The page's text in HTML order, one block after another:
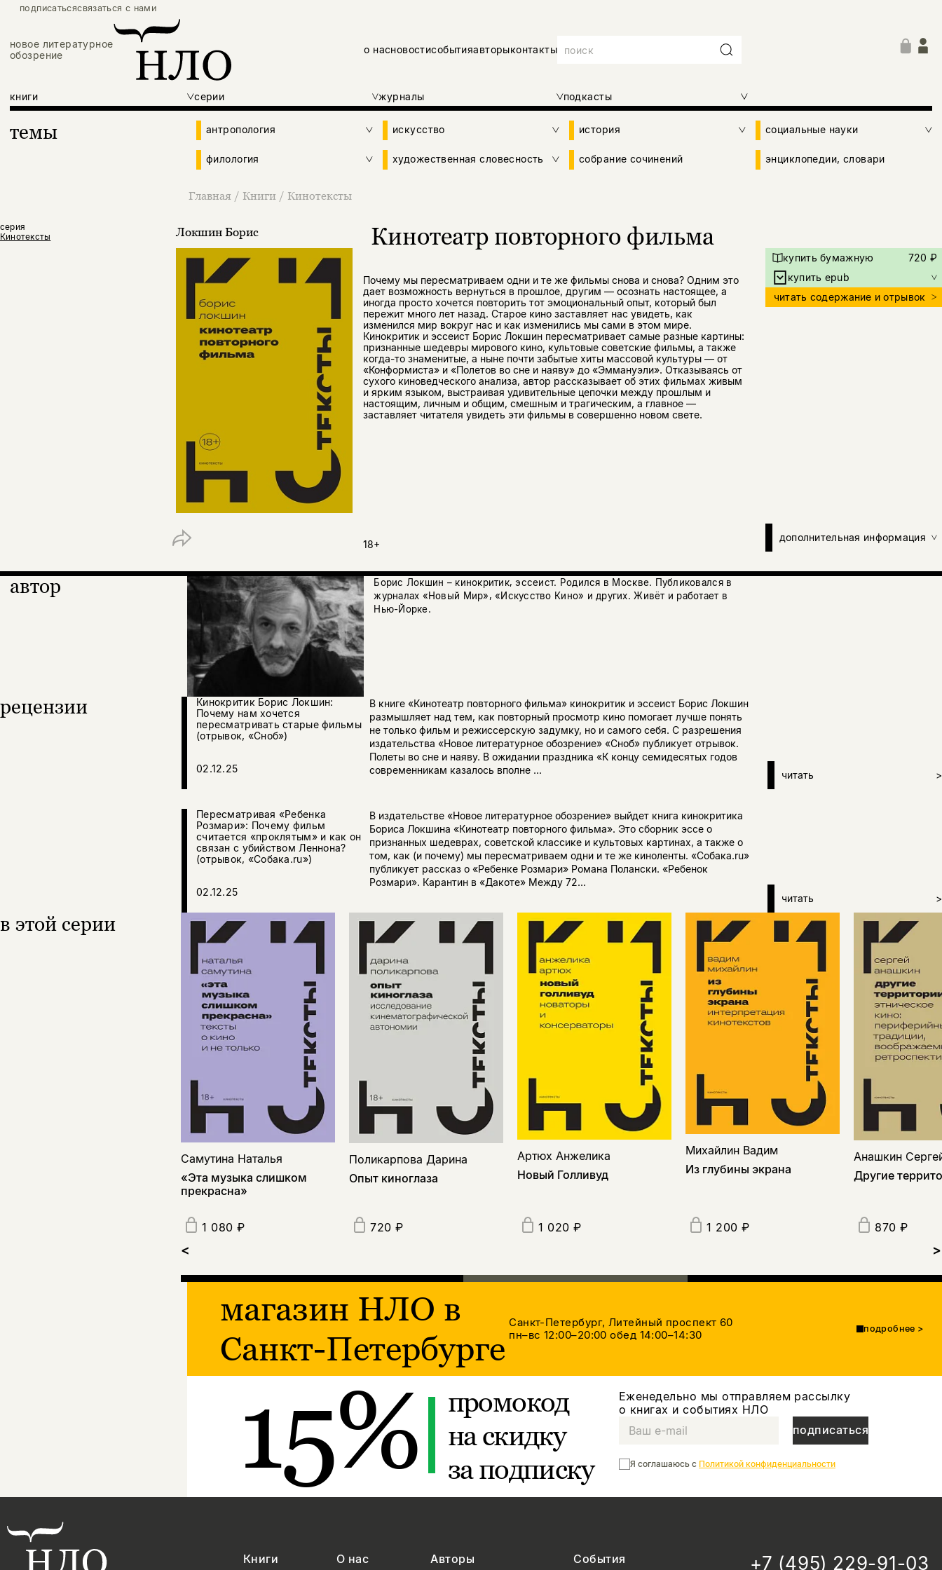
подписатьсясвязаться с нами
новое литературное
обозрение
о насновостисобытияавторыконтакты
книги серии журналы подкасты
темы антропология искусство история социальные науки
филология художественная словесность собрание сочинений энциклопедии, словари
Главная / Книги / Кинотексты
серия
Кинотексты
Локшин Борис Кинотеатр повторного фильма
Почему мы пересматриваем одни и те же фильмы снова и снова? Одним это
дает возможность вернуться в прошлое, другим — осознать настоящее, а
иногда просто хочется повторить тот эмоциональный опыт, который был
пережит много лет назад. Старое кино заставляет нас увидеть, как
изменился мир вокруг нас и как изменились мы сами в этом мире.
Кинокритик и эссеист Борис Локшин пересматривает самые разные картины:
признанные шедевры мирового кино, культовые советские фильмы, а также
когда-то знаменитые, а ныне почти забытые хиты массовой культуры — от
«Конформиста» и «Полетов во сне и наяву» до «Эммануэли». Отказываясь от
сухого киноведческого анализа, автор рассказывает об этих фильмах живым
и ярким языком, выстраивая удивительные цепочки между прошлым и
настоящим, личным и общим, смешным и трагическим, а главное —
заставляет читателя увидеть эти фильмы в совершенно новом свете.
18+
купить бумажную
720 ₽
купить epub
читать содержание и отрывок
дополнительная информация
автор
Борис Локшин – кинокритик, эссеист. Родился в Москве. Публиковался в
журналах «Новый Мир», «Искусство Кино» и других. Живёт и работает в
Нью-Йорке.
рецензии
Кинокритик Борис Локшин:
Почему нам хочется
пересматривать старые фильмы
(отрывок, «Сноб»)
02.12.25
В книге «Кинотеатр повторного фильма» кинокритик и эссеист Борис Локшин
размышляет над тем, как повторный просмотр кино помогает лучше понять
не только фильм и режиссерскую задумку, но и самого себя. С разрешения
издательства «Новое литературное обозрение» «Сноб» публикует отрывок.
Полеты во сне и наяву. В ожидании праздника «К концу семидесятых годов
современникам казалось вполне ...
читать >
Пересматривая «Ребенка
Розмари»: Почему фильм
считается «проклятым» и как он
связан с убийством Леннона?
(отрывок, «Собака.ru»)
02.12.25
В издательстве «Новое литературное обозрение» выйдет книга кинокритика
Бориса Локшина «Кинотеатр повторного фильма». Это сборник эссе о
признанных шедеврах, советской классике и культовых картинах, а также о
том, как (и почему) мы пересматриваем одни и те же киноленты. «Собака.ru»
публикует рассказ о «Ребенке Розмари» Романа Полански. «Ребенок
Розмари». Карантин в «Дакоте» Между 72...
читать
>
в этой серии
Самутина Наталья
«Эта музыка слишком
прекрасна»
1 080 ₽
Поликарпова Дарина
Опыт киноглаза
720 ₽
Артюх Анжелика
Новый Голливуд
1 020 ₽
Михайлин Вадим
Из глубины экрана
1 200 ₽
Анашкин
Другие
870 ₽
< >
магазин НЛО в
Санкт-Петербурге
Санкт-Петербург, Литейный проспект 60
пн–вс 12:00–20:00обед 14:00–14:30 подробнее >
15%
промокод
на скидку
за подписку
Еженедельно мы отправляем рассылку
о книгах и событиях НЛО
подписаться
Я соглашаюсь с Политикой конфиденциальности
Книги О нас Авторы События +7 (495) 229-91-03